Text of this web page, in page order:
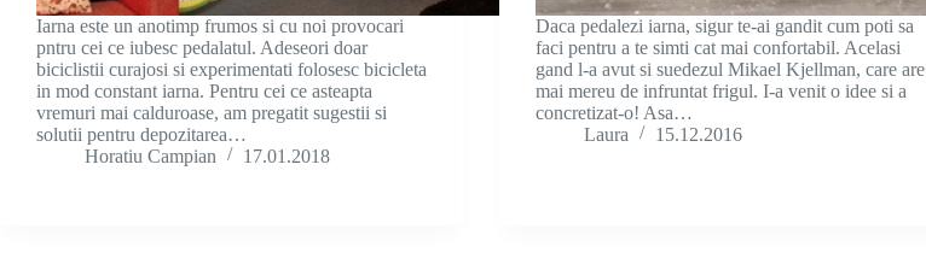
Iarna este un anotimp frumos si cu noi provocari
pntru cei ce iubesc pedalatul. Adeseori doar
biciclistii curajosi si experimentati folosesc bicicleta
in mod constant iarna. Pentru cei ce asteapta
vremuri mai calduroase, am pregatit sugestii si
solutii pentru depozitarea…
Horatiu Campian
17.01.2018
Daca pedalezi iarna, sigur te-ai gandit cum poti sa
faci pentru a te simti cat mai confortabil. Acelasi
gand l-a avut si suedezul Mikael Kjellman, care are
mai mereu de infruntat frigul. I-a venit o idee si a
concretizat-o! Asa…
Laura
15.12.2016